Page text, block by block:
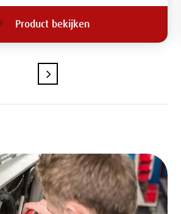
Product bekijken